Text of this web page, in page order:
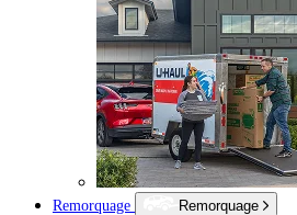
Remorquage
Remorquage